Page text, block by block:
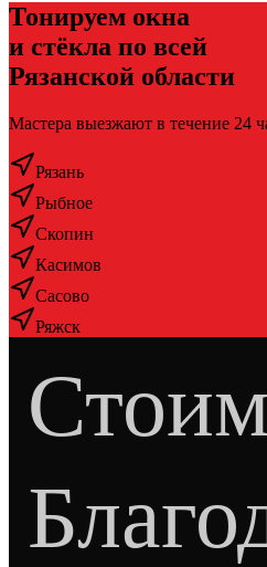
Тонируем окна
и стёкла по всей
Рязанской области
Мастера выезжают в течение 24
Рязань
Рыбное
Скопин
Касимов
Сасово
Ряжск